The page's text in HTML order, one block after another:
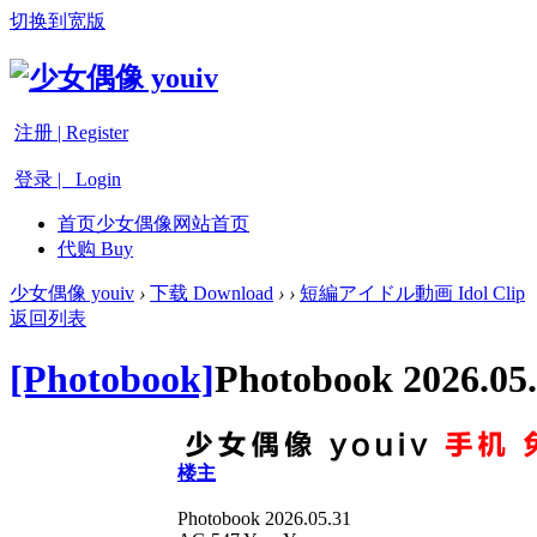
切换到宽版
注册 | Register
登录 | Login
首页少女偶像网站首页
代购 Buy
少女偶像 youiv › 下载 Download › › 短編アイドル動画 Idol Clip
返回列表
[Photobook]Photobook
楼主
Photobook 2026.05.31